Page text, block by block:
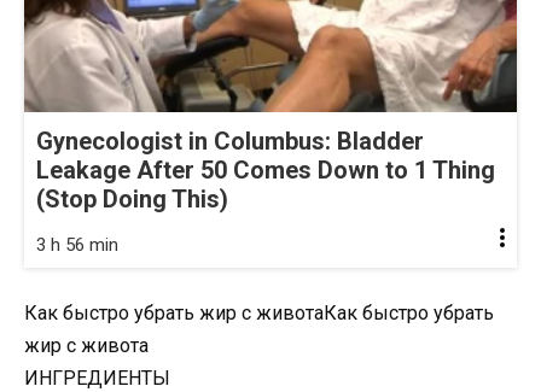
Gynecologist in Columbus: Bladder
Leakage After 50 Comes Down to 1 Thing
(Stop Doing This)
3 h 56 min
Как быстро убрать жир с животаКак быстро убрать
жир с живота
ИНГРЕДИЕНТЫ